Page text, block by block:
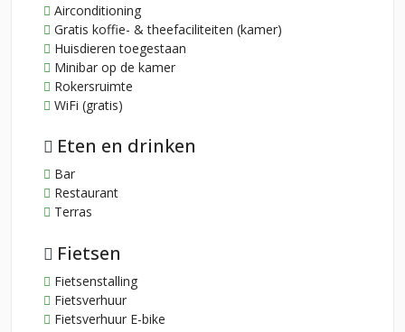
Airconditioning
Gratis koffie- & theefaciliteiten (kamer)
Huisdieren toegestaan
Minibar op de kamer
Rokersruimte
WiFi (gratis)
Eten en drinken
Bar
Restaurant
Terras
Fietsen
Fietsenstalling
Fietsverhuur
Fietsverhuur E-bike